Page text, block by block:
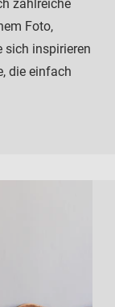
zahlreiche
Foto,
sich inspirieren
die einfach